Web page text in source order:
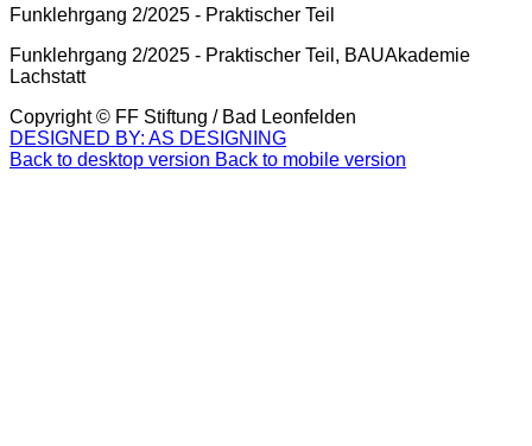
Funklehrgang 2/2025 - Praktischer Teil
Funklehrgang 2/2025 - Praktischer Teil, BAUAkademie
Lachstatt
Copyright © FF Stiftung / Bad Leonfelden
DESIGNED BY: AS DESIGNING
Back to desktop version Back to mobile version